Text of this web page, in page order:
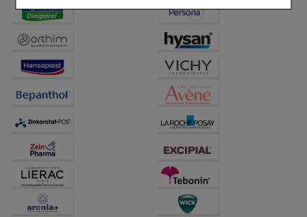
Einkaufserlebnis noch ansprechender zu gestalten,
beispielsweise für die Wiedererkennung des
Besuchers oder unsere Seite an bevorzugte
Verhaltensweisen (z.B. Spracheinstellung)
anzupassen. Komfort-Cookies ermöglichen es uns
auch auf Ihre Bedürfnisse zugeschrittene Inhalte
betreiben.
Statistik & Tracking:
Hierüber lassen sich
Informationen über die Art und Weise der Nutzung
unserer Website sammeln, mit deren Hilfe wir unsere
Website weiter für Sie optimieren können, den Inhalt
auf unserer Website aber auch die Werbung auf
Drittseiten möglichst relevant für Sie zu gestalten.
Bitte beachten Sie, dass Daten hierfür teilweise an
Dritte wie z.B. Google oder soziale Medien